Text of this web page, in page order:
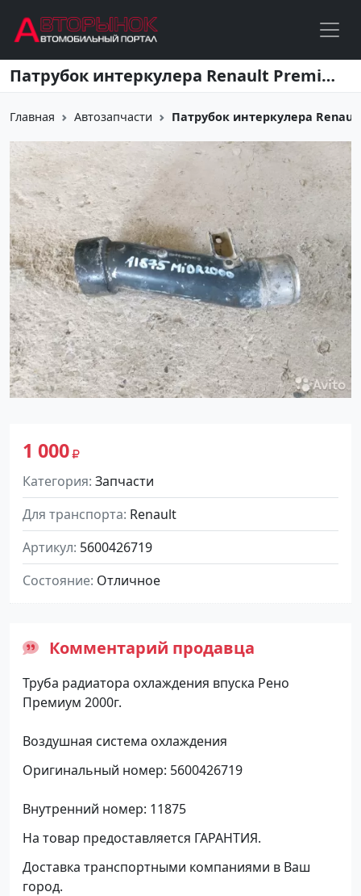
Перейти к основному содержанию Патрубок интеркулера Renault Premium Ст.Холмская
Главная Автозапчасти Патрубок интеркулера
1 000
Категория Запчасти
Для транспорта Renault
Артикул 5600426719
Состояние Отличное
Комментарий продавца
Труба радиатора охлаждения впуска Рено
Премиум 2000г.
Воздушная система охлаждения
Оригинальный номер: 5600426719
Внутренний номер: 11875
На товар предоставляется ГАРАНТИЯ.
Доставка транспортными компаниями в Ваш
город.